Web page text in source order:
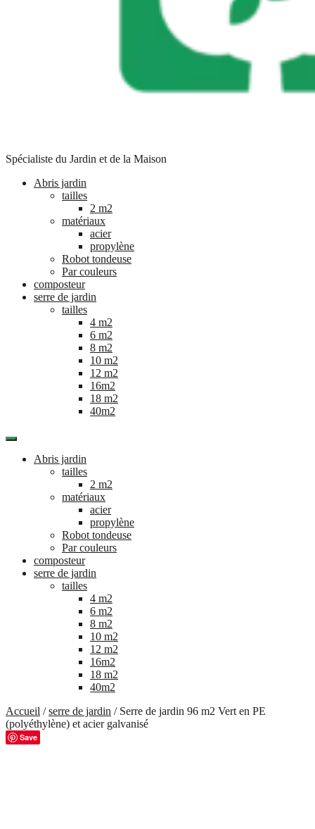
Spécialiste du Jardin et de la Maison
Abris jardin
tailles
2 m2
matériaux
acier
propylène
Robot tondeuse
Par couleurs
composteur
serre de jardin
tailles
4 m2
6 m2
8 m2
10 m2
12 m2
16m2
18 m2
40m2
Abris jardin
tailles
2 m2
matériaux
acier
propylène
Robot tondeuse
Par couleurs
composteur
serre de jardin
tailles
4 m2
6 m2
8 m2
10 m2
12 m2
16m2
18 m2
40m2
Accueil /serre de jardin / Serre de jardin 96 m2 Vert en PE
(polyéthylène) et acier galvanisé
Save